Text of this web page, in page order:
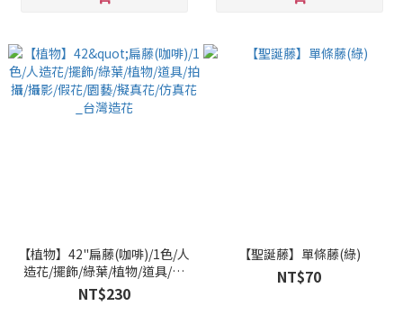
【植物】42"扁藤(咖啡)/1色/人
造花/擺飾/綠葉/植物/道具/拍
攝/攝影/假花/園藝/擬真花/仿真
花_台灣造花
NT$230
【聖誕藤】單條藤(綠)
NT$70